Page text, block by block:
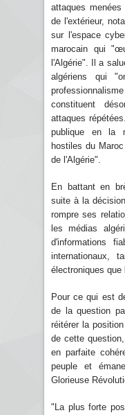
attaques
de l'extérieur,
sur l'espace
marocain qui
l'Algérie". Il a
algériens qui
constituent
attaques
publique en la
hostiles du
de l'Algérie".
En battant en
suite à la
rompre ses
les médias
d'informations
internationaux,
électroniques que
Pour ce qui est
de la question
réitérer la
de cette
en parfaite
peuple et
Glorieuse
"La plus forte